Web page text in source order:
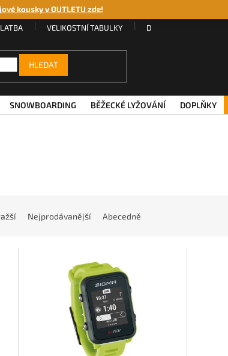
kousky v OUTLETU zde!
VELIKOSTNÍ TABULKY DÁRKOVÉ POUKAZY
HLEDAT
SNOWBOARDING BĚŽECKÉ LYŽOVÁNÍ DOPLŇKY
Nejprodávanější Abecedně